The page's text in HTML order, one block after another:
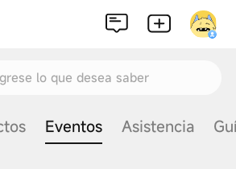
lo que desea saber
Eventos Asistencia